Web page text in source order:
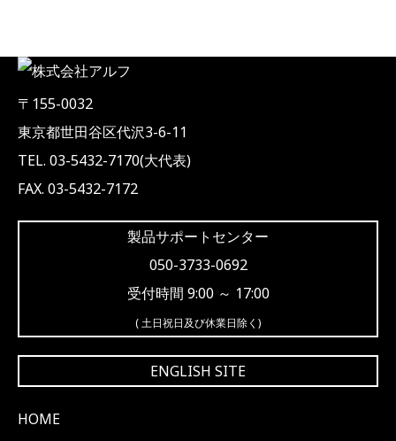
〒155-0032
東京都世田谷区代沢3-6-11
TEL. 03-5432-7170(大代表)
FAX. 03-5432-7172
製品サポートセンター
050-3733-0692
受付時間 9:00 ～ 17:00
( 土日祝日及び休業日除く)
ENGLISH SITE
HOME